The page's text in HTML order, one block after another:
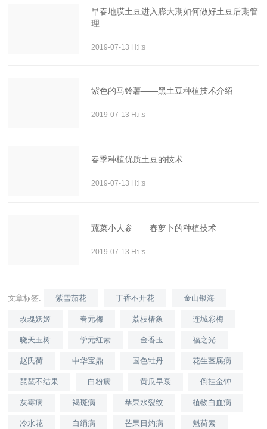
早春地膜土豆进入膨大期如何做好土豆后期管
理
2019-07-13 H:i:s
紫色的马铃薯——黑土豆种植技术介绍
2019-07-13 H:i:s
春季种植优质土豆的技术
2019-07-13 H:i:s
蔬菜小人参——春萝卜的种植技术
2019-07-13 H:i:s
文章标签: 紫雪茄花 丁香不开花 金山银海
玫瑰妖姬 春元梅 荔枝椿象 连城彩梅
晓天玉树 学元红素 金香玉 福之光
赵氏荷 中华宝鼎 国色牡丹 花生茎腐病
琵琶不结果 白粉病 黄瓜早衰 倒挂金钟
灰霉病 褐斑病 苹果水裂纹 植物白血病
冷水花 白绢病 芒果日灼病 魁荷素